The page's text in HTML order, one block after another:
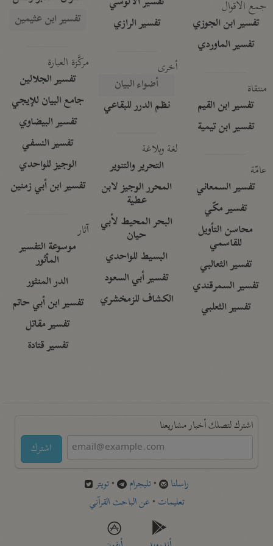
جمع الأقوال
تفسير ابن الجوزي
تفسير الماوردي
منتقاة
تفسير ابن القيم
تفسير ابن تيمية
عامّة
تفسير السمعاني
تفسير مكّي
محاسن التأويل
للقاسمي
تفسير الثعالبي
تفسير السمرقندي
تفسير الثعلبي
تفسير الرازي
أخرى
أضواء البيان
نظم الدرر للبقاعي
لغة وبلاغة
التحرير والتنوير
المحرر الوجيز لابن
عطية
البحر المحيط لأبي
حيان
البسيط للواحدي
تفسير أبي السعود
الكشاف للزمخشري
تفسير ابن عثيمين
مركَّزة العبارة
تفسير الجلالين
جامع البيان للإيجي
تفسير البيضاوي
تفسير النسفي
الوجيز للواحدي
تفسير ابن أبي زمنين
آثار
موسوعة التفسير
المأثور
الدر المنثور
تفسير ابن أبي حاتم
تفسير مقاتل
تفسير قتادة
اشترك لتصلك أخبار مشاريعنا
اشترك
راسلنا •تليجرام •تويتر
تعليمات •عن الباحث القرآني